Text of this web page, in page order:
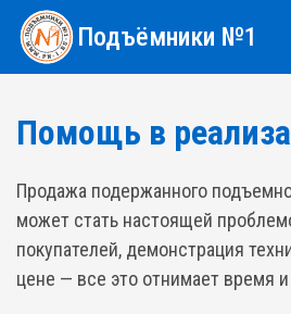
Подъёмники №1
Помощь в
Продажа подержанного
может стать настоящей
покупателей, демонстрация
цене — все это отнимает время